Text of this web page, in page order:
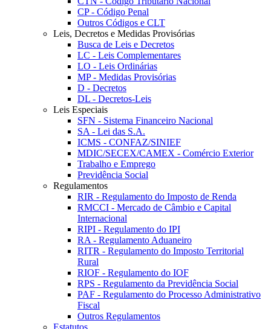
CP - Código Penal
Outros Códigos e CLT
Leis, Decretos e Medidas Provisórias
Busca de Leis e Decretos
LC - Leis Complementares
LO - Leis Ordinárias
MP - Medidas Provisórias
D - Decretos
DL - Decretos-Leis
Leis Especiais
SFN - Sistema Financeiro Nacional
SA - Lei das S.A.
ICMS - CONFAZ/SINIEF
MDIC/SECEX/CAMEX - Comércio Exterior
Trabalho e Emprego
Previdência Social
Regulamentos
RIR - Regulamento do Imposto de Renda
RMCCI - Mercado de Câmbio e Capital
Internacional
RIPI - Regulamento do IPI
RA - Regulamento Aduaneiro
RITR - Regulamento do Imposto Territorial
Rural
RIOF - Regulamento do IOF
RPS - Regulamento da Previdência Social
PAF - Regulamento do Processo Administrativo
Fiscal
Outros Regulamentos
Estatutos